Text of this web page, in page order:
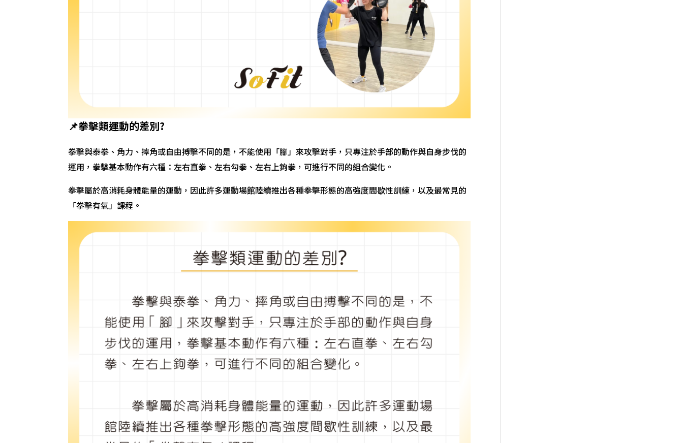
📌拳擊類運動的差別?
拳擊與泰拳、角力、摔角或自由搏擊不同的是，不能使用「腳」來攻擊對手，只專注於手部的動作與自身步伐的
運用，拳擊基本動作有六種：左右直拳、左右勾拳、左右上鉤拳，可進行不同的組合變化。
拳擊屬於高消耗身體能量的運動，因此許多運動場館陸續推出各種拳擊形態的高強度間歇性訓練，以及最常見的
「拳擊有氧」課程。